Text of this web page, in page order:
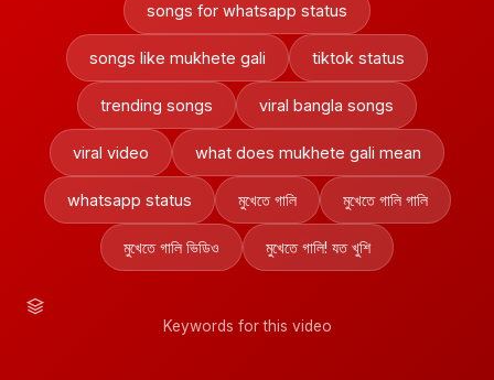
songs for whatsapp status
songs like mukhete gali tiktok status
trending songs viral bangla songs
viral video what does mukhete gali mean
whatsapp status মুখেতে গালি মুখেতে গালি গালি
মুখেতে গালি ভিডিও মুখেতে গালি! যত খুশি
Keywords for this video